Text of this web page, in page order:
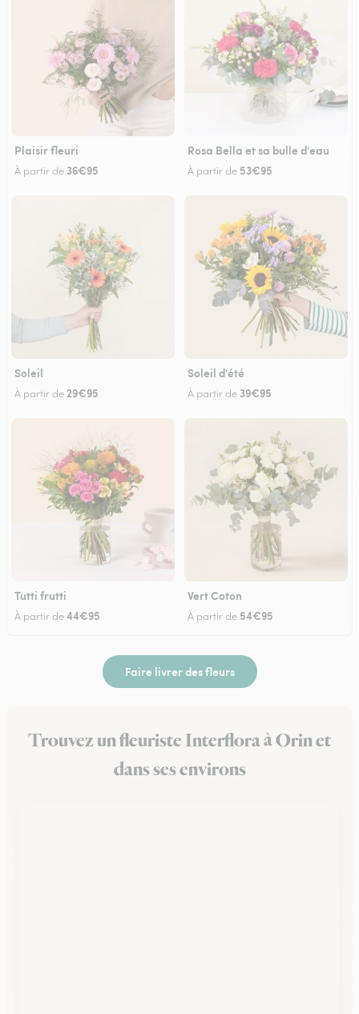
Plaisir fleuri
À partir de 36€95
Rosa Bella et sa bulle d'eau
À partir de 53€95
Soleil
À partir de29€95
Soleil d'été
À partir de 39€95
Tutti frutti
À partir de44€95
Vert Coton
À partir de 54€95
Faire livrer des fleurs
Trouvez un fleuriste Interflora à Orin et
dans ses environs